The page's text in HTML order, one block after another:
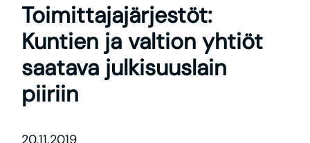
Toimittajajärjestöt:
Kuntien ja valtion yhtiöt
saatava julkisuuslain
piiriin
20.11.2019